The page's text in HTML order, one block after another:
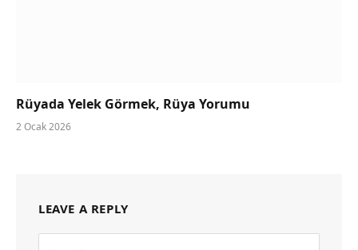
Rüyada Yelek Görmek, Rüya Yorumu
2 Ocak 2026
LEAVE A REPLY